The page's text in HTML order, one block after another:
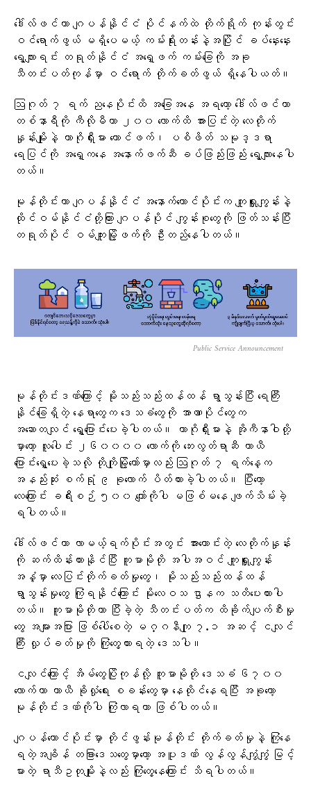
ဒေါ်လ်ဖင်ဟာ ဂျပန်နိုင်ငံ ပိုင်နက်ထဲ တိုက်ရိုက် ကုန်းတွင်း
ဝင်ရောက်ဖွယ် မရှိပေမယ့် ကမ်းရိုးတန်းနဲ့အပြိုင် ခပ်နှေးနှေး
ရွေ့လျားရင်း တရုတ်နိုင်ငံ အရှေ့ဖက် ကမ်းခြေကို အခု
သီတင်းပတ်ကုန်မှာ ဝင်ရောက် တိုက်ခတ်ဖွယ် ရှိနေပါယတ်။
ဩဂုတ် ၇ ရက် ညနေပိုင်းထိ အခြေအနေ အရတော့ ဒေါ်လ်ဖင်ဟာ
တစ်နာရီကို ကီလိုမီတာ ၂၀၀ လောက်ထိ အားပြင်းတဲ့ လေတိုက်
နှုန်းမျိုးနဲ့ ကာဂိုရှီးမား တောင်ဖက်၊ ပစိဖိတ် သမုဒ္ဒရာ
ရေပြင်ကို အရှေ့ကနေ အနောက်ဖက်ဆီ ခပ်ဖြည်းဖြည်း ရွေ့လျားနေပါ
တယ်။
မုန်တိုင်းဟာ ဂျပန်နိုင်ငံ အနောက်တောင်ပိုင်းက ကျူရှူးကျွန်းနဲ့
ထိုင်ဝမ်နိုင်ငံတို့ကြား ဂျပန်ပိုင် ကျွန်းစုတွေကို ဖြတ်သန်းပြီး
တရုတ်ပိုင် ဝမ်ကျူးမြို့ဖက်ကို ဦးတည်နေပါတယ်။
Public Service Announcement
မုန်တိုင်းဒဏ်ကြောင့် မိုးသည်းသည်းထန်ထန် ရွာသွန်းပြီး ရေကြီး
နိုင်ခြေရှိတဲ့ နေရာတွေက ဒေသခံတွေကို အာဏာပိုင်တွေက
အဆောတလျင် ရွှေ့ပြောင်းပေးခဲ့ပါတယ်။ ကာဂိုရှီးမားနဲ့ အိုကီနာဝါတို့
မှာတော့ လူပေါင်း ၂၆၀၀၀၀ လောက်ကို ဘေးလွတ်ရာဆီ ယာယီ
ပြောင်းရွှေ့ပေးခဲ့သလို တိုကျိုမြို့တော်မှာလည်း ဩဂုတ် ၇ ရက်နေ့က
အနည်းဆုံး စက်ရုံ ၉ ခုလောက် ပိတ်ထားခဲ့ပါတယ်။ ပြီးတော့
လေကြောင်း ခရီးစဉ် ၅၀၀ ကျော်ကိုပါ မဖြစ်မနေ ဖျက်သိမ်းခဲ့
ရပါတယ်။
ဒေါ်လ်ဖင်ဟာ လာမယ့်ရက်ပိုင်းအတွင်း အားကောင်းတဲ့ လေတိုက်နှုန်း
ကို ဆက်ထိန်းထားနိုင်ပြီး ကူမာမိုတို အပါအဝင် ကျူရှူးကျွန်း
အနှံ့မှာ လေပြင်းတိုက်ခတ်မှုတွေ၊ မိုးသည်းသည်းထန်ထန်
ရွာသွန်းမှုတွေ ကြုံရနိုင်ကြောင်း မိုးလေဝသ ဌာနက သတိပေးထားပါ
တယ်။ ကူမာမိုတိုဟာ ပြီးခဲ့တဲ့ သီတင်းပတ်က ထိခိုက်ပျက်စီးမှု
တွေ အများအပြား ဖြစ်ပေါ်စေတဲ့ မဂ္ဂနီကျု ၇.၁ အဆင့် ငလျင်
ကြီး လှုပ်ခတ်မှုကို ကြုံတွေ့ထားရတဲ့ ဒေသပါ။
ငလျင်ကြောင့် အိမ်တွေပြိုကုန်လို့ ကူမာမိုတို ဒေသခံ ၆၇၀၀
လောက်ဟာ ယာယီ ခိုလှုံရေး စခန်းတွေမှာ နေထိုင်နေရပြီး အခုတော့
မုန်တိုင်းဒဏ်ကိုပါ ကြုံလာရတာ ဖြစ်ပါတယ်။
ဂျပန်တောင်ပိုင်းမှာ တိုင်ဖွန်းမုန်တိုင်း တိုက်ခတ်မှုနဲ့ ကြုံနေ
ရတဲ့အချိန် တခြားဒေသတွေမှာတော့ အပူဒဏ် လွန်လွန်ကျွံကျွံ မြင့်
မားတဲ့ ရာသီဥတုမျိုးနဲ့လည်း ကြုံတွေ့နေကြောင်း သိရပါတယ်။